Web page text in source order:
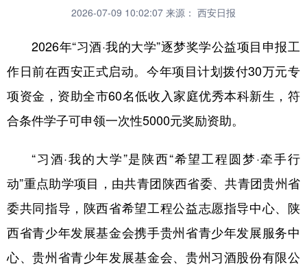
吉林 上海
山东 河南 湖北 湖南
广东 广西 海南 重庆
四川 贵州 云南
陕西 甘肃 青海 宁夏
新疆 内蒙古 黑龙江
2026-07-09 10:02:07 来源： 西安日报
2026年“习酒·我的大学”逐梦奖学公益项目申报工
作日前在西安正式启动。今年项目计划拨付30万元专
项资金，资助全市60名低收入家庭优秀本科新生，符
合条件学子可申领一次性5000元奖励资助。
“习酒·我的大学”是陕西“希望工程圆梦·牵手行
动”重点助学项目，由共青团陕西省委、共青团贵州省
委共同指导，陕西省希望工程公益志愿指导中心、陕
西省青少年发展基金会携手贵州省青少年发展服务中
心、贵州省青少年发展基金会、贵州习酒股份有限公